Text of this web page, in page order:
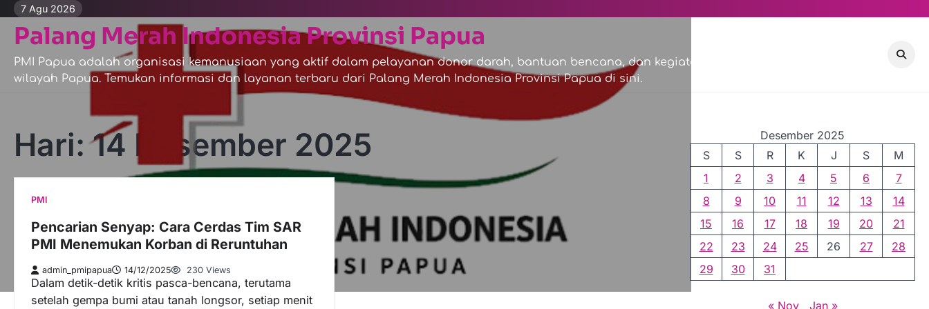
Skip
content
7 Agu 2026
Palang Merah Indonesia Provinsi Papua
PMI Papua adalah organisasi kemanusiaan yang aktif dalam pelayanan donor darah, bantuan bencana, dan kegiatan sosial di
wilayah Papua. Temukan informasi dan layanan terbaru dari Palang Merah Indonesia Provinsi Papua di sini.
Hari:14 Desember 2025
PMI
Pencarian Senyap: Cara Cerdas Tim SAR
PMI Menemukan Korban di Reruntuhan
admin_pmipapua 14/12/2025 230 Views
Dalam detik-detik kritis pasca-bencana, terutama
setelah gempa bumi atau tanah longsor, setiap menit
Desember 2025
S
S R K J S
M
1
2 3 4 5 6
7
8
9 10 11 12 13
14
15
16 17 18 19 20
21
22
23 24 25 26 27
28
29
30 31
« Nov Jan »